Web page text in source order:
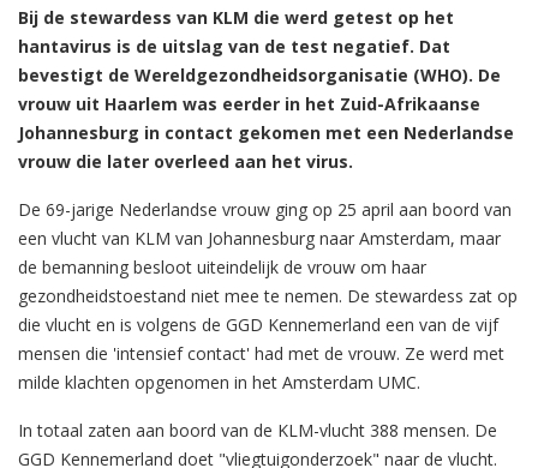
Bij de stewardess van KLM die werd getest op het
hantavirus is de uitslag van de test negatief. Dat
bevestigt de Wereldgezondheidsorganisatie (WHO). De
vrouw uit Haarlem was eerder in het Zuid-Afrikaanse
Johannesburg in contact gekomen met een Nederlandse
vrouw die later overleed aan het virus.
De 69-jarige Nederlandse vrouw ging op 25 april aan boord van
een vlucht van KLM van Johannesburg naar Amsterdam, maar
de bemanning besloot uiteindelijk de vrouw om haar
gezondheidstoestand niet mee te nemen. De stewardess zat op
die vlucht en is volgens de GGD Kennemerland een van de vijf
mensen die 'intensief contact' had met de vrouw. Ze werd met
milde klachten opgenomen in het Amsterdam UMC.
In totaal zaten aan boord van de KLM-vlucht 388 mensen. De
GGD Kennemerland doet "vliegtuigonderzoek" naar de vlucht.